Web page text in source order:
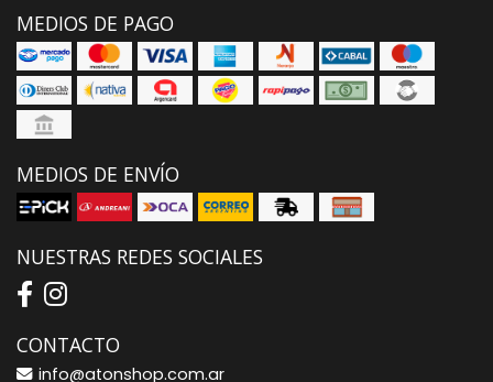
MEDIOS DE PAGO
MEDIOS DE ENVÍO
NUESTRAS REDES SOCIALES
CONTACTO
info@atonshop.com.ar